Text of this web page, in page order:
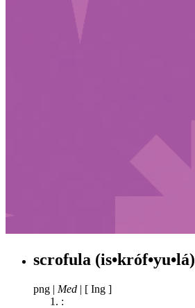
scrofula (is•króf•yu•lá)
png | Med | [ Ing ]
: